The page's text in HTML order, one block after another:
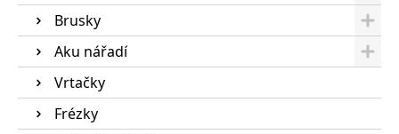
Brusky
Aku nářadí
Vrtačky
Frézky